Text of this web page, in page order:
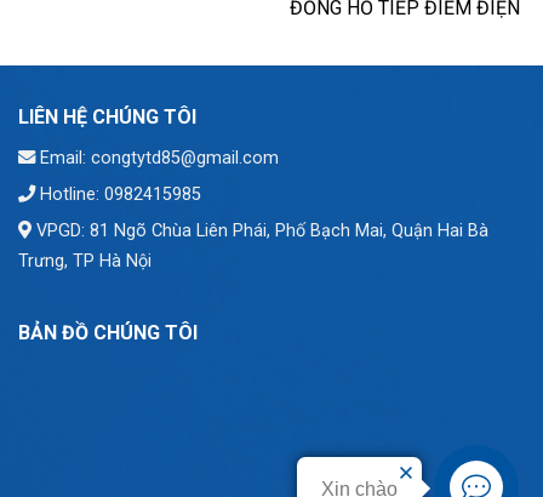
ĐỒNG HỒ TIẾP ĐIỂM ĐIỆN
LIÊN HỆ CHÚNG TÔI
Email: congtytd85@gmail.com
Hotline: 0982415985
VPGD: 81 Ngõ Chùa Liên Phái, Phố Bạch Mai, Quận Hai Bà
Trưng, TP Hà Nội
BẢN ĐỒ CHÚNG TÔI
Xin chào